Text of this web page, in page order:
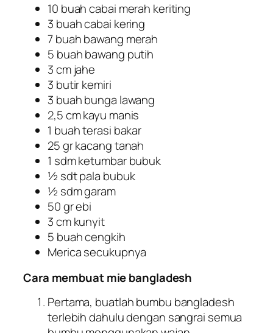
10 buah cabai merah keriting
3 buah cabai kering
7 buah bawang merah
5 buah bawang putih
3 cm jahe
3 butir kemiri
3 buah bunga lawang
2,5 cm kayu manis
1 buah terasi bakar
25 gr kacang tanah
1 sdm ketumbar bubuk
½ sdt pala bubuk
½ sdm garam
50 gr ebi
3 cm kunyit
5 buah cengkih
Merica secukupnya
Cara membuat mie bangladesh
Pertama, buatlah bumbu bangladesh
terlebih dahulu dengan sangrai semua